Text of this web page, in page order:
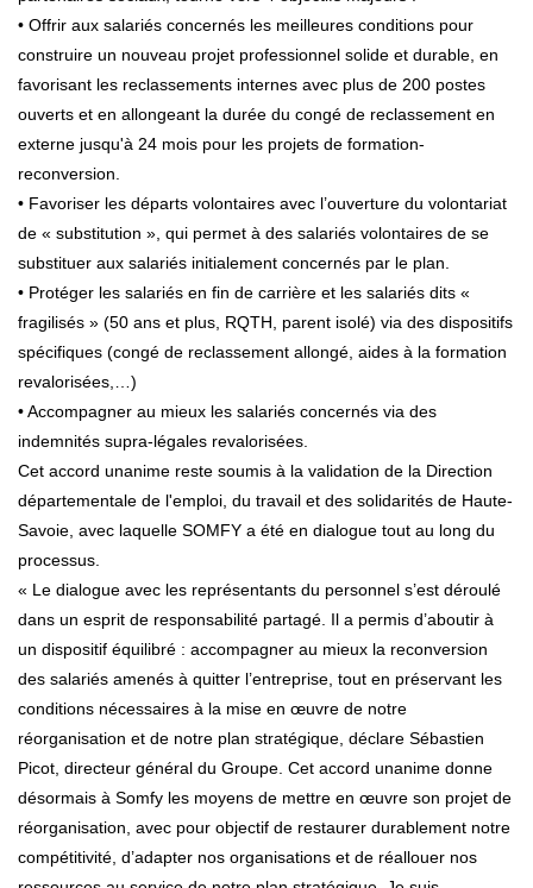
• Offrir aux salariés concernés les meilleures conditions pour
construire un nouveau projet professionnel solide et durable, en
favorisant les reclassements internes avec plus de 200 postes
ouverts et en allongeant la durée du congé de reclassement en
externe jusqu'à 24 mois pour les projets de formation-
reconversion.
• Favoriser les départs volontaires avec l’ouverture du volontariat
de « substitution », qui permet à des salariés volontaires de se
substituer aux salariés initialement concernés par le plan.
• Protéger les salariés en fin de carrière et les salariés dits «
fragilisés » (50 ans et plus, RQTH, parent isolé) via des dispositifs
spécifiques (congé de reclassement allongé, aides à la formation
revalorisées,…)
• Accompagner au mieux les salariés concernés via des
indemnités supra-légales revalorisées.
Cet accord unanime reste soumis à la validation de la Direction
départementale de l'emploi, du travail et des solidarités de Haute-
Savoie, avec laquelle SOMFY a été en dialogue tout au long du
processus.
« Le dialogue avec les représentants du personnel s’est déroulé
dans un esprit de responsabilité partagé. Il a permis d’aboutir à
un dispositif équilibré : accompagner au mieux la reconversion
des salariés amenés à quitter l’entreprise, tout en préservant les
conditions nécessaires à la mise en œuvre de notre
réorganisation et de notre plan stratégique, déclare Sébastien
Picot, directeur général du Groupe. Cet accord unanime donne
désormais à Somfy les moyens de mettre en œuvre son projet de
réorganisation, avec pour objectif de restaurer durablement notre
compétitivité, d’adapter nos organisations et de réallouer nos